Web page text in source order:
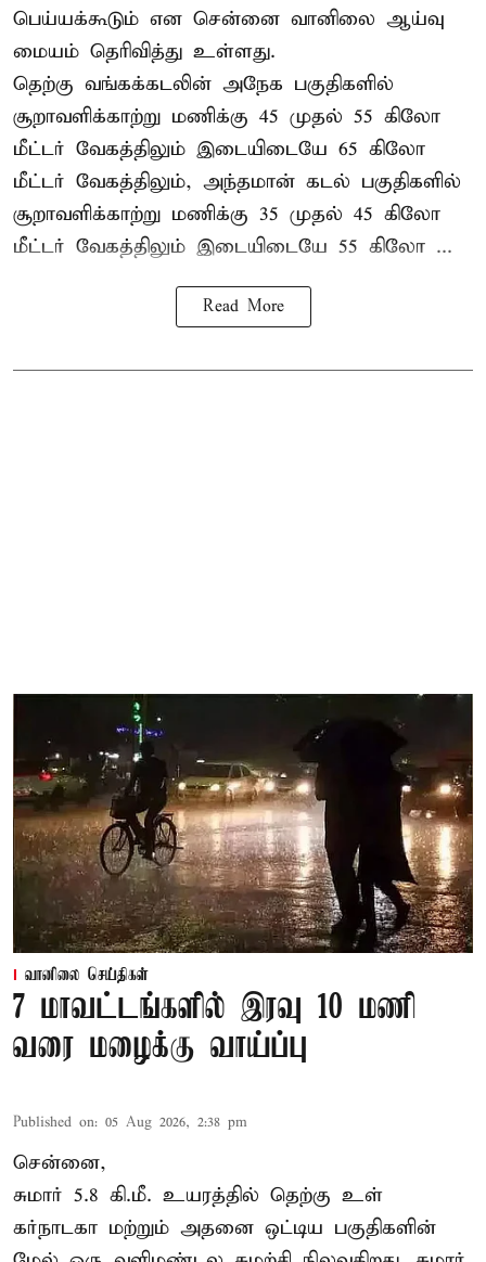
பெய்யக்கூடும் என சென்னை வானிலை ஆய்வு
மையம் தெரிவித்து உள்ளது.
தெற்கு வங்கக்கடலின் அநேக பகுதிகளில்
சூறாவளிக்காற்று மணிக்கு 45 முதல் 55 கிலோ
மீட்டர் வேகத்திலும் இடையிடையே 65 கிலோ
மீட்டர் வேகத்திலும், அந்தமான் கடல் பகுதிகளில்
சூறாவளிக்காற்று மணிக்கு 35 முதல் 45 கிலோ
மீட்டர் வேகத்திலும் இடையிடையே 55 கிலோ ...
Read More
வானிலை செய்திகள்
7 மாவட்டங்களில் இரவு 10 மணி
வரை மழைக்கு வாய்ப்பு
Published on: 05 Aug 2026, 2:38 pm
சென்னை,
சுமார் 5.8 கி.மீ. உயரத்தில் தெற்கு உள்
கர்நாடகா மற்றும் அதனை ஒட்டிய பகுதிகளின்